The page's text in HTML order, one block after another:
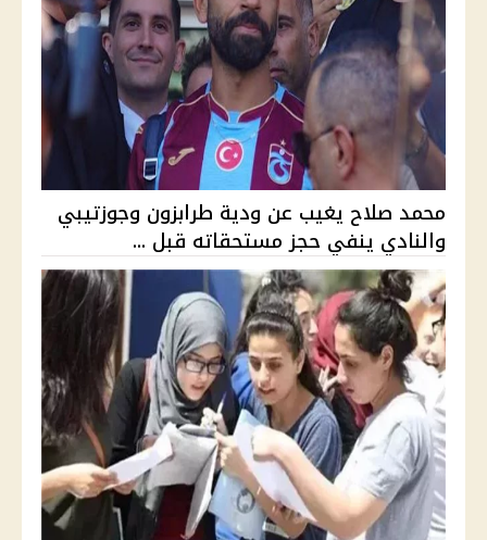
محمد صلاح يغيب عن ودية طرابزون وجوزتيبي
والنادي ينفي حجز مستحقاته قبل ...